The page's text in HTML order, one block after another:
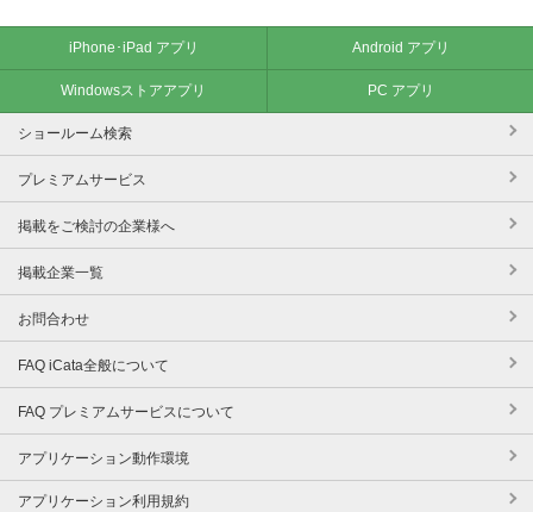
iPhone･iPad アプリ Android アプリ
Windowsストアアプリ PC アプリ
ショールーム検索
プレミアムサービス
掲載をご検討の企業様へ
掲載企業一覧
お問合わせ
FAQ iCata全般について
FAQ プレミアムサービスについて
アプリケーション動作環境
アプリケーション利用規約